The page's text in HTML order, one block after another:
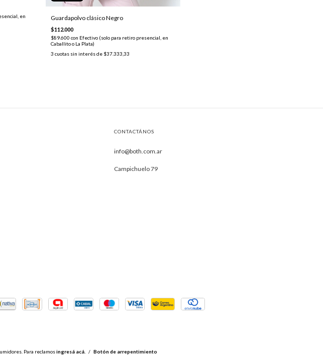
en
Guardapolvo clásico Negro
$112.000
$89.600 con Efectivo (solo para retiro presencial, en
Caballito o La Plata)
3 cuotas sin interés de $37.333,33
CONTACTÁNOS
info@both.com.ar
Campichuelo 79
Para reclamosingresá acá. / Botón de arrepentimiento